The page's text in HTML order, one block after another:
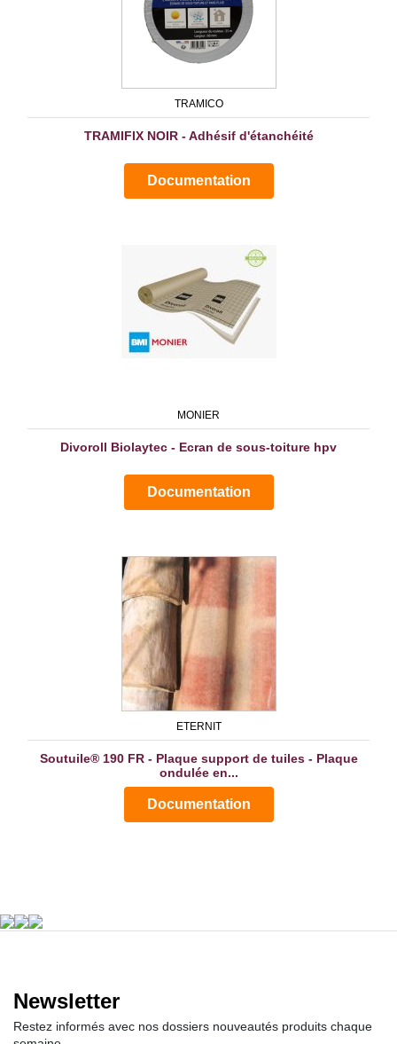
TRAMICO
TRAMIFIX NOIR - Adhésif d'étanchéité
Documentation
MONIER
Divoroll Biolaytec - Ecran de sous-toiture hpv
Documentation
ETERNIT
Soutuile® 190 FR - Plaque support de tuiles - Plaque
ondulée en...
Documentation
Newsletter
Restez informés avec nos dossiers nouveautés produits chaque